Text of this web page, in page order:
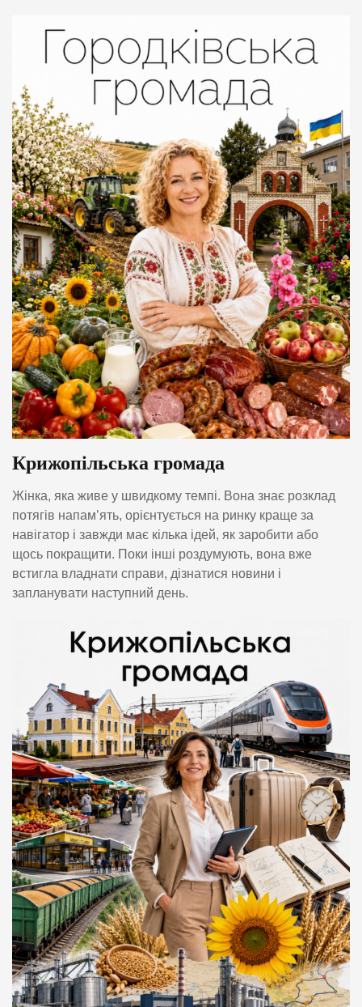
Крижопільська громада
Жінка, яка живе у швидкому темпі. Вона знає розклад
потягів напам’ять, орієнтується на ринку краще за
навігатор і завжди має кілька ідей, як заробити або
щось покращити. Поки інші роздумують, вона вже
встигла владнати справи, дізнатися новини і
запланувати наступний день.